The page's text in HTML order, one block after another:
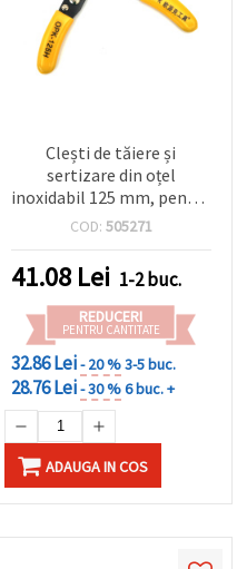
Clești de tăiere și
sertizare din oțel
inoxidabil 125 mm, pentru
hobby, DIY și bijuterii
COD: 505271
41.08 Lei 1-2 buc.
REDUCERI
PENTRU CANTITATE
32.86 Lei- 20 %3-5 buc.
28.76 Lei- 30 %6 buc. +
ADAUGA IN COS